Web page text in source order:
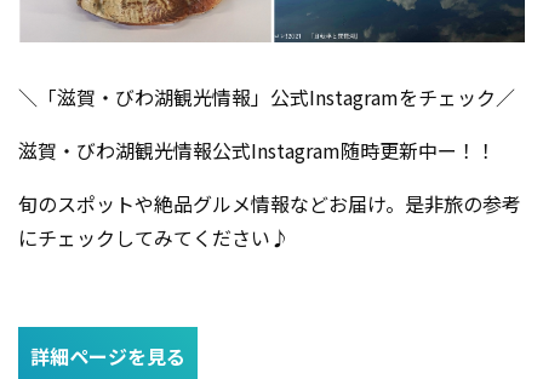
＼「滋賀・びわ湖観光情報」公式Instagramをチェック／
滋賀・びわ湖観光情報公式Instagram随時更新中ー！！
旬のスポットや絶品グルメ情報などお届け。是非旅の参考
にチェックしてみてください♪
詳細ページを見る